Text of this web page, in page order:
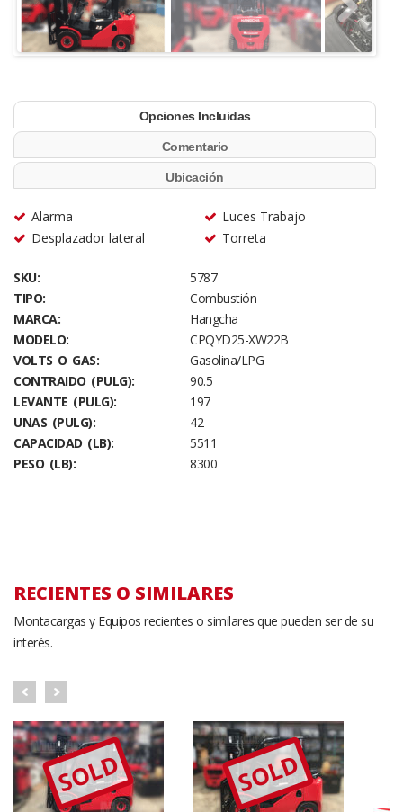
Opciones Incluidas
Comentario
Ubicación
Alarma
Desplazador lateral
Luces Trabajo
Torreta
SKU:
5787
TIPO:
Combustión
MARCA:
Hangcha
MODELO:
CPQYD25-XW22B
VOLTS O GAS:
Gasolina/LPG
CONTRAIDO (PULG):
90.5
LEVANTE (PULG):
197
UNAS (PULG):
42
CAPACIDAD (LB):
5511
PESO (LB):
8300
RECIENTES O SIMILARES
Montacargas y Equipos recientes o similares que pueden ser de su
interés.
SOLD SOLD